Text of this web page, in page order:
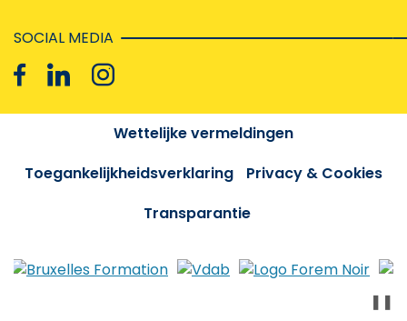
SOCIAL MEDIA
Wettelijke vermeldingen
Toegankelijkheidsverklaring
Privacy & Cookies
Transparantie
❚❚